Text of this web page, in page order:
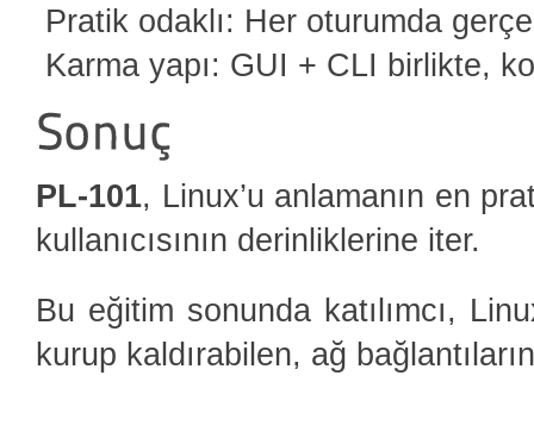
Pratik odaklı: Her oturumda
Karma yapı: GUI + CLI birlikte,
PL-101, Linux’u anlamanın en
kullanıcısının derinliklerine iter.
Bu eğitim sonunda katılımcı,
kurup kaldırabilen, ağ